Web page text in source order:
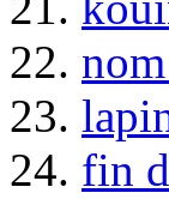
22.
23.
24. fin